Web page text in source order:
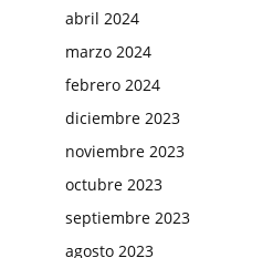
abril 2024
marzo 2024
febrero 2024
diciembre 2023
noviembre 2023
octubre 2023
septiembre 2023
agosto 2023